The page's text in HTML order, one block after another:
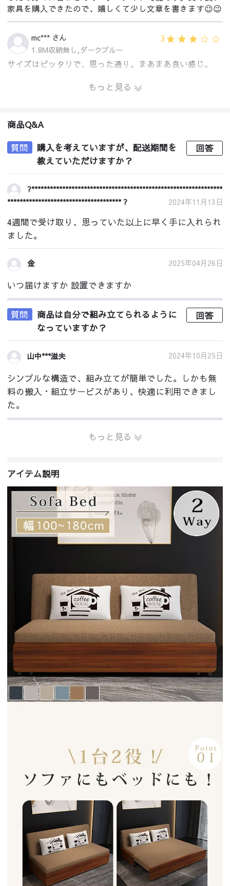
家具を購入できたので、嬉しくて少し文章を書きます😉😉
mc*** さん 3
1.8M収納無し,ダークブルー
サイズはピッタリで、思った通り。まあまあ良い感じ。
もっと見る
商品Q&A
質問
購入を考えていますが、配送期間を
教えていただけますか？
回答
?**************************************************************
************************************* ?
2024年11月13日
4週間で受け取り、思っていた以上に早く手に入れられ
ました。
金 2025年04月26日
いつ届けますか 設置できますか
質問
商品は自分で組み立てられるように
なっていますか？
回答
山中***滋夫 2024年10月25日
シンプルな構造で、組み立てが簡単でした。しかも無
料の搬入・組立サービスがあり、快適に利用できまし
た。
もっと見る
アイテム説明